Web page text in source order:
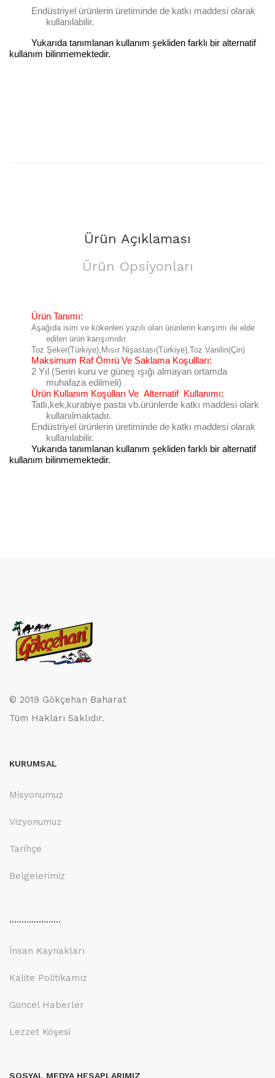
Endüstriyel ürünlerin üretiminde de katkı maddesi olarak
kullanılabilir.
Yukarıda tanımlanan kullanım şekliden farklı bir alternatif
kullanım bilinmemektedir.
Ürün Açıklaması
Ürün Opsiyonları
Ürün Tanımı:
Aşağıda isim ve kökenleri yazılı olan ürünlerin karışımı ile elde
edilen ürün karışımıdır.
Toz Şeker(Türkiye),Mısır Nişastası(Türkiye),Toz Vanilin(Çin)
Maksimum Raf Ömrü Ve Saklama Koşullları:
2 Yıl (Serin kuru ve güneş ışığı almayan ortamda
muhafaza edilmeli)
Ürün Kullanım Koşulları Ve Alternatif Kullanımı:
Tatlı,kek,kurabiye pasta vb.ürünlerde katkı maddesi olark
kullanılmaktadır.
Endüstriyel ürünlerin üretiminde de katkı maddesi olarak
kullanılabilir.
Yukarıda tanımlanan kullanım şekliden farklı bir alternatif
kullanım bilinmemektedir.
© 2019 Gökçehan Baharat
Tüm Hakları Saklıdır.
KURUMSAL
Misyonumuz
Vizyonumuz
Tarihçe
Belgelerimiz
.....................
İnsan Kaynakları
Kalite Politikamız
Güncel Haberler
Lezzet Köşesi
SOSYAL MEDYA HESAPLARIMIZ